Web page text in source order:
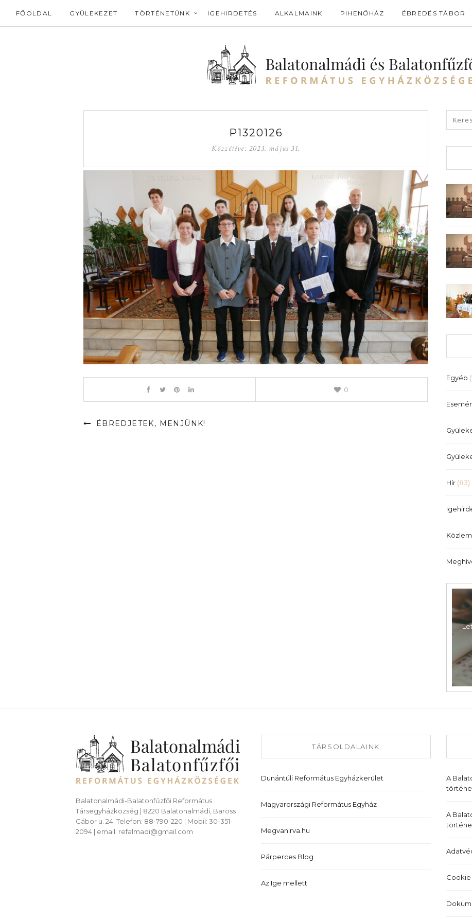
FŐOLDAL GYÜLEKEZET TÖRTÉNETÜNK IGEHIRDETÉS ALKALMAINK PIHENŐHÁZ ÉBREDÉS TÁBOR
P1320126
Közzétéve:2023. május 31.
0
ÉBREDJETEK, MENJÜNK!
Egyéb
Hír (83)
Balatonalmádi-Balatonfűzfői Református
Társegyházközség | 8220 Balatonalmádi, Baross
Gábor u. 24. Telefon: 88-790-220 | Mobil: 30-351-
2094 | email: refalmadi@gmail.com
TÁRSOLDALAINK
Dunántúli Református Egyházkerület
Magyarországi Református Egyház
Megvanirva.hu
Párperces Blog
Az Ige mellett
A
A